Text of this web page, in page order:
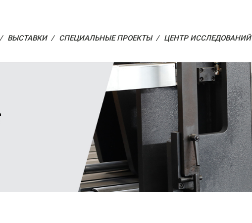
ВЫСТАВКИ / СПЕЦИАЛЬНЫЕ ПРОЕКТЫ / ЦЕНТР